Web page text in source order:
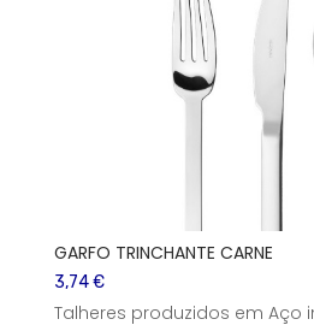
GARFO TRINCHANTE CARNE
3,74 €
Talheres produzidos em Aço